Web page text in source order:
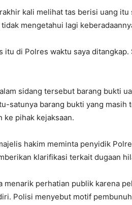
kali melihat tas berisi uang
mengetahui lagi
itu di Polres waktu saya
sidang tersebut barang bukti
satunya barang bukti yang masih
ke pihak kejaksaan.
hakim meminta penyidik
klarifikasi terkait dugaan
menarik perhatian publik karena
Polisi menyebut motif